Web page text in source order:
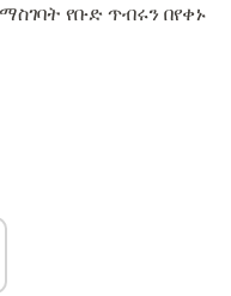
የቡድ ጥብሩን በየቀኑ